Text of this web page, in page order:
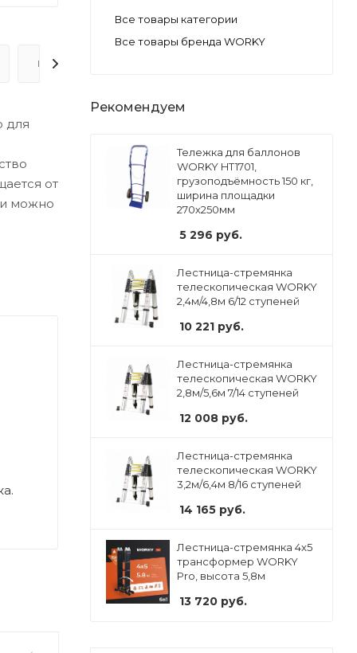
ВОПРОС-ОТВЕТ
для
от
можно
Все товары категории
Все товары бренда WORKY
Рекомендуем
Тележка для баллонов
WORKY HT1701,
грузоподъёмность 150 кг,
ширина площадки
270х250мм
5 296 руб.
Лестница-стремянка
телескопическая WORKY
2,4м/4,8м 6/12 ступеней
10 221 руб.
Лестница-стремянка
телескопическая WORKY
2,8м/5,6м 7/14 ступеней
12 008 руб.
Лестница-стремянка
телескопическая WORKY
3,2м/6,4м 8/16 ступеней
14 165 руб.
Лестница-стремянка 4x5
трансформер WORKY
Pro, высота 5,8м
13 720 руб.